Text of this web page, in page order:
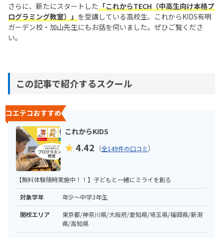
さらに、新たにスタートした 「これからTECH（中高生向け本格プ
ログラミング教室）」 を受講している高校生、これからKIDS有明
ガーデン校・加山先生にもお話を伺いました。ぜひご覧くださ
い。
この記事で紹介するスクール
コエテコおすすめ
これからKIDS
★4.42 （全149件の口コミ）
【無料体験随時実施中！！】子どもと一緒にミライを創る
対象学年 年少～中学3年生
開校エリア
東京都/神奈川県/大阪府/愛知県/埼玉県/福岡県/新潟
県/高知県